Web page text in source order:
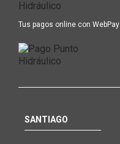
Tus pagos online con WebPay
SANTIAGO